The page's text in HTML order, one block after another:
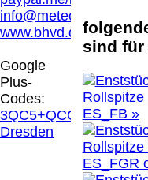
info@meteor.vision
www.bhvd.de
Google
Plus-
Codes:
3QC5+QCG
Dresden
sind für
ES_FB »
ES_FGR
gelinkten Seite ggf.
Dieses kann nur
dass man sich
Inhalten distanziert.
uns ausdrücklich von
gelinkten Seiten auf
machen uns diese
Diese Erklärung gilt
Homepage
Die Europäische
Plattform zur Online-